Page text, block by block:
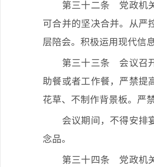
第三十二条 党政机
可合并的坚决合并。从严
层陪会。积极运用现代信
第三十三条 会议召
助餐或者工作餐，严禁提
花草、不制作背景板。严
会议期间，不得安排
念品。
第三十四条 党政机